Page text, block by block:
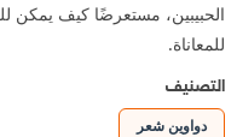
الحبيبين، مستعرضًا كيف يمكن
للمعاناة.
التصنيف
دواوين شعر